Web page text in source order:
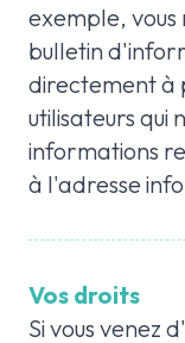
exemple,
bulletin
directement à
utilisateurs qui
informations
à l'adresse
Vos droits
Si vous venez